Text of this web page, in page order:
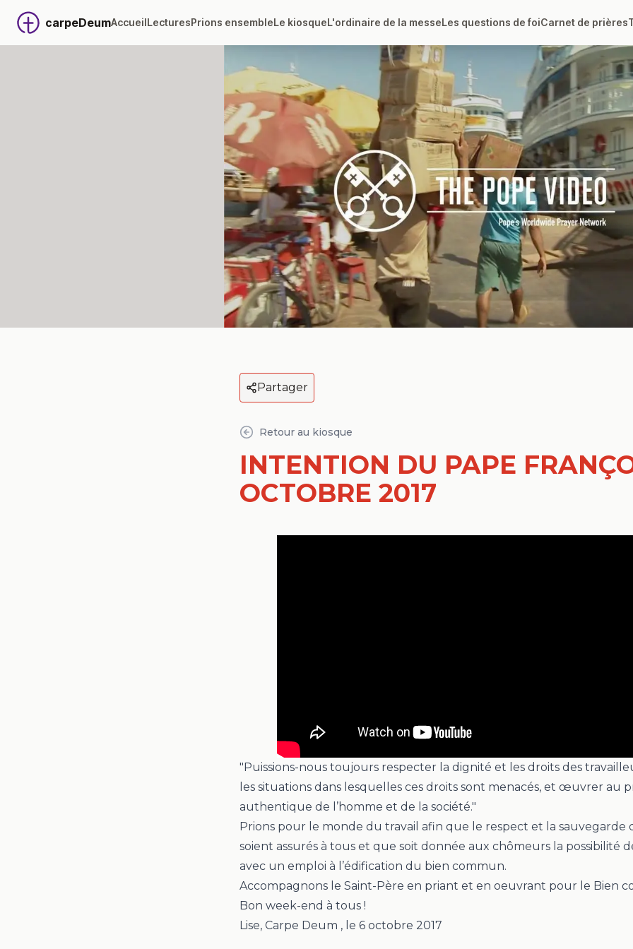
carpeDeumAccueilLecturesPrions ensembleLe kiosqueL'ordinaire de la messeLes questions de foiCarnet de prières
Partager
Retour au kiosque
INTENTION DU PAPE
OCTOBRE 2017
"Puissions-nous toujours respecter la dignité et les droits des
les situations dans lesquelles ces droits sont menacés, et œuvrer au
authentique de l’homme et de la société."
Prions pour le monde du travail afin que le respect et la sauvegarde
soient assurés à tous et que soit donnée aux chômeurs la possibilité
avec un emploi à l’édification du bien commun.
Accompagnons le Saint-Père en priant et en oeuvrant pour le Bien
Bon week-end à tous !
Lise, Carpe Deum , le 6 octobre 2017